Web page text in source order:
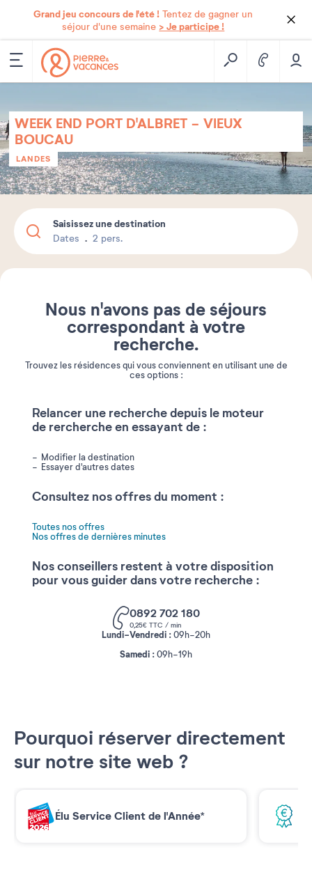
Grand jeu concours de l'été ! Tentez de gagner un
séjour d'une semaine > Je participe !
WEEK END PORT D'ALBRET - VIEUX
BOUCAU
LANDES
Saisissez une destination
Dates 2 pers.
Nous n'avons pas de séjours
correspondant à votre
recherche.
Trouvez les résidences qui vous conviennent en utilisant une de
ces options :
Relancer une recherche depuis le moteur
de rercherche en essayant de :
Modifier la destination
Essayer d'autres dates
Consultez nos offres du moment :
Toutes nos offres
Nos offres de dernières minutes
Nos conseillers restent à votre disposition
pour vous guider dans votre recherche :
0892 702 180
0,25€ TTC / min
Lundi-Vendredi :09h-20h
Samedi :09h-19h
Pourquoi réserver directement
sur notre site web ?
Élu Service Client de l'Année*